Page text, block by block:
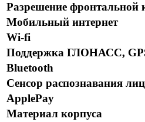
Разрешение фронтальной
Мобильный интернет
Wi-fi
Поддержка ГЛОНАСС,
Bluetooth
Сенсор распознавания
ApplePay
Материал корпуса